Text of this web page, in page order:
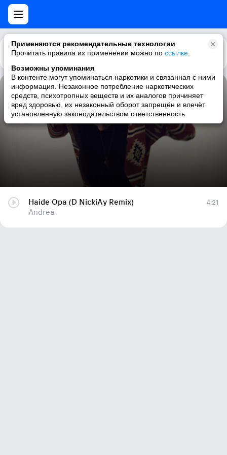
Применяются рекомендательные технологии
Прочитать правила их применении можно по ссылке
Возможны упоминания
В контенте могут упоминаться наркотики и связанная с ними
информация. Незаконное потребление наркотических
средств, психотропных веществ и их аналогов причиняет
вред здоровью, их незаконный оборот запрещён и влечёт
установленную законодательством ответственность
Каталог Рекомендации
Haide Opa (D NickiAy Remix)
Andrea
Haide Opa (D NickiAy Remix)
Andrea
4:21